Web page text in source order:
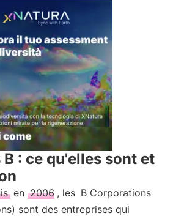
: ce qu'elles sont et
en 2006 , les B Corporations
sont des entreprises qui